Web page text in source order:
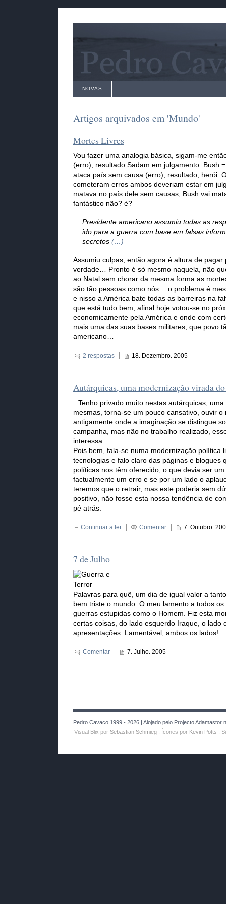
NOVAS
Artigos arquivados em 'Mundo'
Mortes Livres
Vou fazer uma analogia básica, sigam-me
(erro), resultado Sadam em julgamento. Bush
ataca país sem causa (erro), resultado, herói.
cometeram erros ambos deveriam estar em
matava no país dele sem causas, Bush vai
fantástico não? é?
Presidente americano assumiu todas as
ido para a guerra com base em falsas
secretos (…)
Assumiu culpas, então agora é altura de pagar
verdade… Pronto é só mesmo naquela, não
ao Natal sem chorar da mesma forma as
são tão pessoas como nós… o problema é
e nisso a América bate todas as barreiras na
que está tudo bem, afinal hoje votou-se no
economicamente pela América e onde com
mais uma das suas bases militares, que povo
americano…
2 respostas 18. Dezembro. 2005
Autárquicas, uma modernização virada do
Tenho privado muito nestas autárquicas,
mesmas, torna-se um pouco cansativo, ouvir
antigamente onde a imaginação se distingue
campanha, mas não no trabalho realizado,
interessa.
Pois bem, fala-se numa modernização política
tecnologias e falo claro das páginas e blogues
políticas nos têm oferecido, o que devia ser
factualmente um erro e se por um lado o
teremos que o retrair, mas este poderia sem
positivo, não fosse esta nossa tendência de
pé atrás.
Continuar a ler Comentar 7. Outubro.
7 de Julho
Palavras para quê, um dia de igual valor a
bem triste o mundo. O meu lamento a todos
guerras estupidas como o Homem. Fiz esta
certas coisas, do lado esquerdo Iraque, o lado
apresentações. Lamentável, ambos os lados!
Comentar 7. Julho. 2005
Pedro Cavaco 1999 - 2026 | Alojado pelo Projecto
Visual Blix por Sebastian Schmieg . Ícones por Kevin Potts .